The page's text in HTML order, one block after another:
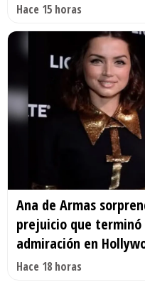
Hace 15 horas
Ana de Armas
prejuicio que
admiración en
Hace 18 horas